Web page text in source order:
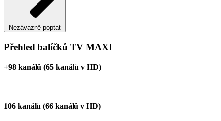
Nezávazně poptat
Přehled balíčků TV MAXI
+98 kanálů (65 kanálů v HD)
106 kanálů (66 kanálů v HD)